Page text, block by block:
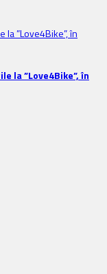
la ”Love4Bike”, în